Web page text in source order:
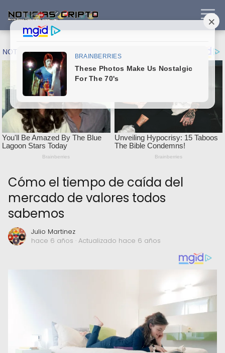
Cómo el tiempo de caída del
mercado de valores todos
sabemos
Julio Martinez
hace 6 años · Actualizado hace 6 años